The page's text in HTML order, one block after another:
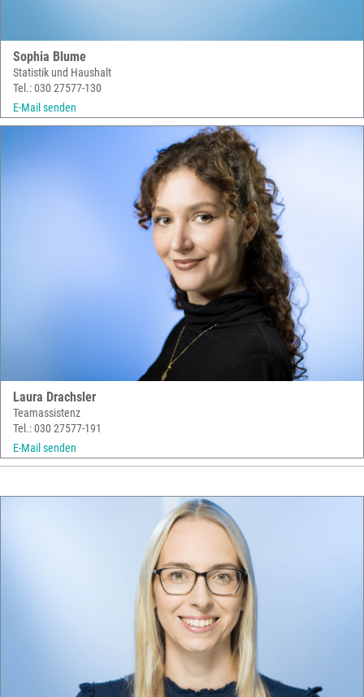
Sophia Blume
Statistik und Haushalt
Tel.: 030 27577-130
E-Mail senden
Laura Drachsler
Teamassistenz
Tel.: 030 27577-191
E-Mail senden